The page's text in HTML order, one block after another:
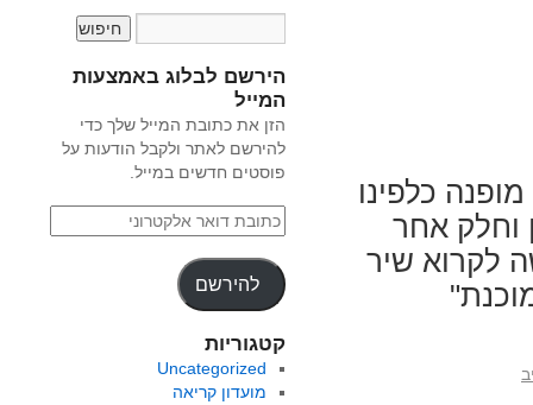
כלפינו
וחלק אחר
לקרוא שיר
הירשם לבלוג באמצעות
המייל
הזן את כתובת המייל שלך כדי
להירשם לאתר ולקבל הודעות על
פוסטים חדשים במייל.
להירשם
קטגוריות
Uncategorized
מועדון קריאה